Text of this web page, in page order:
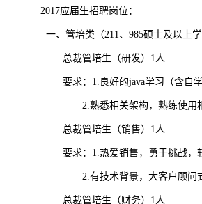
2017应届生招聘岗位：
一、管培类（211 、985硕士及以上
总裁管培生（研发） 1 人
要求： 1. 良好的java学习（含自
2.熟悉相关架构，熟练使用
总裁管培生（销售） 1 人
要求： 1.热爱销售，勇于挑战，
2.有技术背景，大客户顾问
总裁管培生（财务） 1 人